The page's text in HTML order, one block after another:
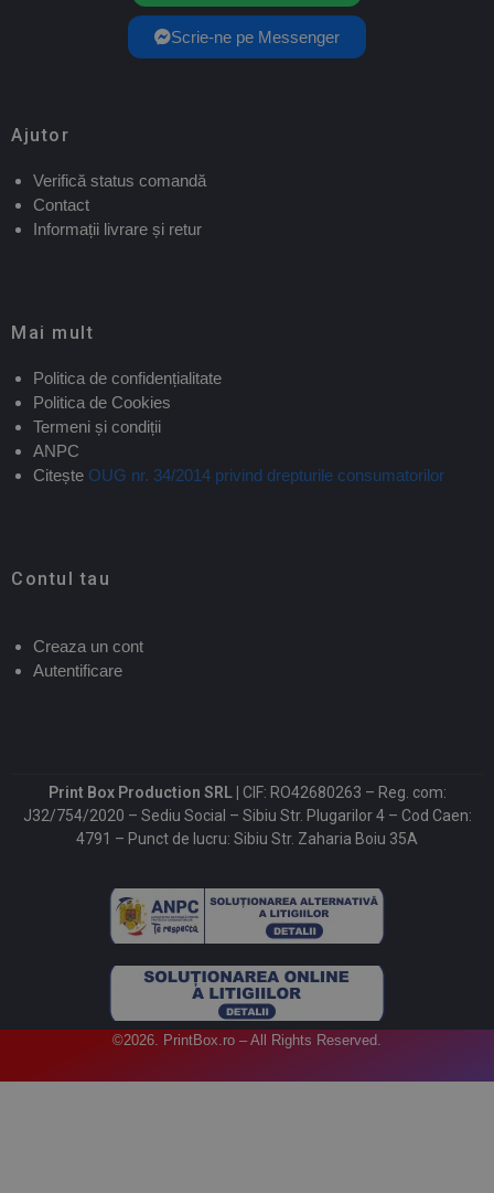
Scrie-ne pe Messenger
Ajutor
Verifică status comandă
Contact
Informații livrare și retur
Mai mult
Politica de confidențialitate
Politica de Cookies
Termeni și condiții
ANPC
Citește OUG nr. 34/2014 privind drepturile consumatorilor
Contul tau
Creaza un cont
Autentificare
Print Box Production SRL | CIF: RO42680263 – Reg. com:
J32/754/2020 – Sediu Social – Sibiu Str. Plugarilor 4 – Cod Caen:
4791 – Punct de lucru: Sibiu Str. Zaharia Boiu 35A
©2026. PrintBox.ro – All Rights Reserved.